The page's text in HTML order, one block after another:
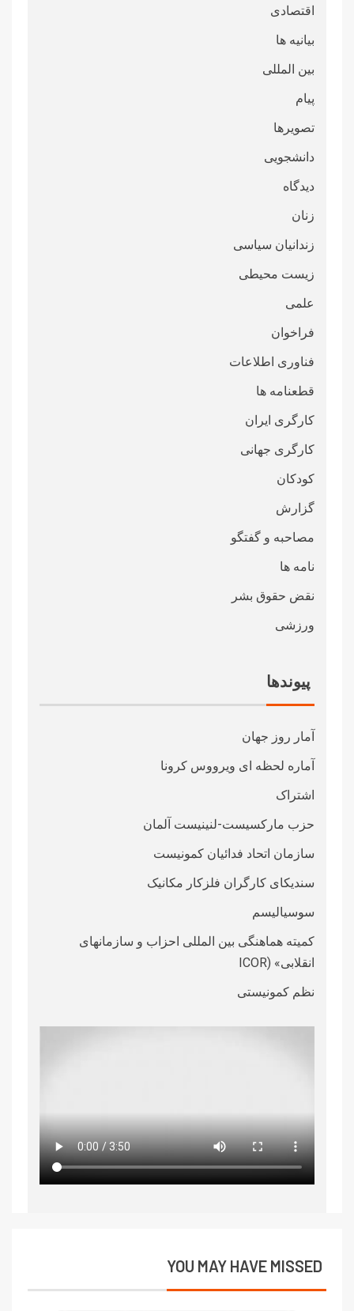
اقتصادی
بیانیه ها
بین المللی
پیام
تصویرها
دانشجویی
دیدگاه
زنان
زندانیان سیاسی
زیست محیطی
علمی
فراخوان
فناوری اطلاعات
قطعنامە ها
کارگری ایران
کارگری جهانی
کودکان
گزارش
مصاحبه و گفتگو
نامه ها
نقض حقوق بشر
ورزشی
پیوندها
آمار روز جهان
آماره لحظه ای ویرووس کرونا
اشتراک
حزب مارکسیست-لنینیست آلمان
سازمان اتحاد فدائیان کمونیست
سندیکای کارگران فلزکار مکانیک
سوسیالیسم
کمیته هماهنگی بین المللی احزاب و سازمانهای
انقلابی» (ICOR
نظم کمونیستی
YOU MAY HAVE MISSED